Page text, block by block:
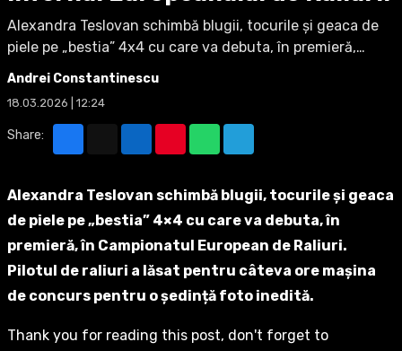
Alexandra Teslovan schimbă blugii, tocurile și geaca de
piele pe „bestia” 4x4 cu care va debuta, în premieră,…
Andrei Constantinescu
18.03.2026 | 12:24
Share:
Alexandra Teslovan schimbă blugii, tocurile și geaca
de piele pe „bestia” 4×4 cu care va debuta, în
premieră, în Campionatul European de Raliuri.
Pilotul de raliuri a lăsat pentru câteva ore mașina
de concurs pentru o ședință foto inedită.
Thank you for reading this post, don't forget to